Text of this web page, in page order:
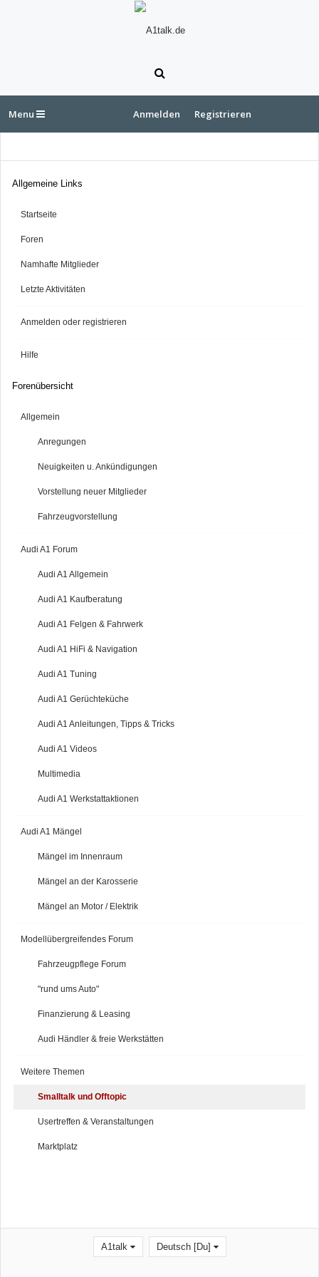
Menu Anmelden Registrieren
Allgemeine Links
Startseite
Foren
Namhafte Mitglieder
Letzte Aktivitäten
Anmelden oder registrieren
Hilfe
Forenübersicht
Allgemein
Anregungen
Neuigkeiten u. Ankündigungen
Vorstellung neuer Mitglieder
Fahrzeugvorstellung
Audi A1 Forum
Audi A1 Allgemein
Audi A1 Kaufberatung
Audi A1 Felgen & Fahrwerk
Audi A1 HiFi & Navigation
Audi A1 Tuning
Audi A1 Gerüchteküche
Audi A1 Anleitungen, Tipps & Tricks
Audi A1 Videos
Multimedia
Audi A1 Werkstattaktionen
Audi A1 Mängel
Mängel im Innenraum
Mängel an der Karosserie
Mängel an Motor / Elektrik
Modellübergreifendes Forum
Fahrzeugpflege Forum
"rund ums Auto"
Finanzierung & Leasing
Audi Händler & freie Werkstätten
Weitere Themen
Smalltalk und Offtopic
Usertreffen & Veranstaltungen
Marktplatz
A1talk Deutsch [Du]